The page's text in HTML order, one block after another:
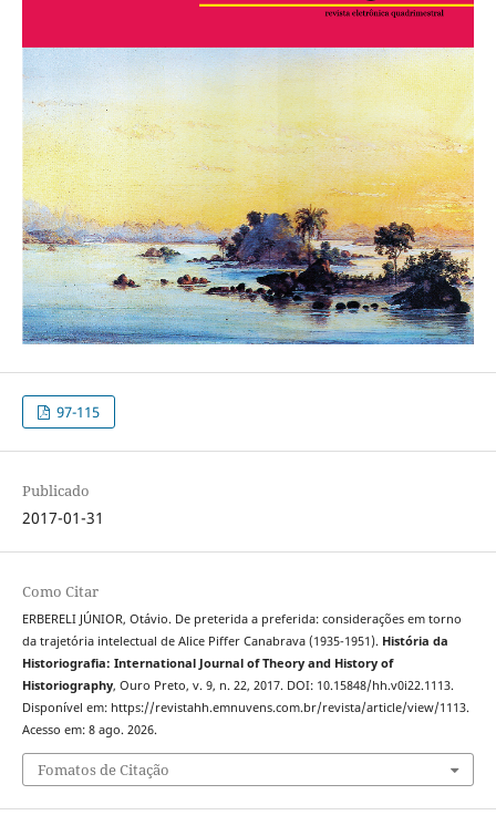
97-115
Publicado
2017-01-31
Como Citar
ERBERELI JÚNIOR, Otávio. De preterida a preferida: considerações em torno
da trajetória intelectual de Alice Piffer Canabrava (1935-1951). História da
Historiografia: International Journal of Theory and History of
Historiography, Ouro Preto, v. 9, n. 22, 2017. DOI: 10.15848/hh.v0i22.1113.
Disponível em: https://revistahh.emnuvens.com.br/revista/article/view/1113.
Acesso em: 8 ago. 2026.
Fomatos de Citação